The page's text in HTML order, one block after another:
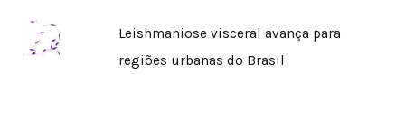
Leishmaniose visceral avança para
regiões urbanas do Brasil